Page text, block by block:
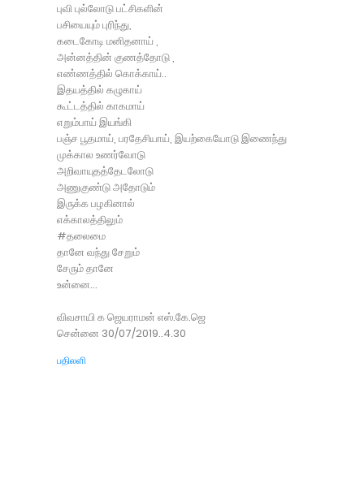
புவி புல்லோடு பட்சிகளின்
பசியையும் புரிந்து,
கடைகோடி மனிதனாய் ,
அன்னத்தின் குணத்தோடு ,
எண்ணத்தில் கொக்காய்..
இதயத்தில் கழுகாய்
கூட்டத்தில் காகமாய்
எறும்பாய் இயங்கி
பஞ்ச பூதமாய், பரதேசியாய், இயற்கையோடு இணைந்து
முக்கால உணர்வோடு
அறிவாயுதத்தேடலோடு
அணுகுண்டு அதோடும்
இருக்க பழகினால்
எக்காலத்திலும்
#தலைமை
தானே வந்து சேறும்
சேரும் தானே
உன்னை...
விவசாயி க ஜெயராமன் எஸ்.கே.ஜெ
சென்னை 30/07/2019..4.30
பதிலளி